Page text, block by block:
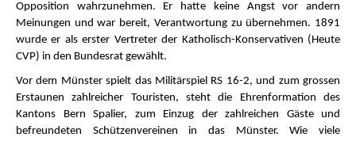
Opposition wahrzunehmen. Er hatte keine Angst vor andern
Meinungen und war bereit, Verantwortung zu übernehmen. 1891
wurde er als erster Vertreter der Katholisch-Konservativen (Heute
CVP) in den Bundesrat gewählt.
Vor dem Münster spielt das Militärspiel RS 16-2, und zum grossen
Erstaunen zahlreicher Touristen, steht die Ehrenformation des
Kantons Bern Spalier, zum Einzug der zahlreichen Gäste und
befreundeten Schützenvereinen in das Münster. Wie viele